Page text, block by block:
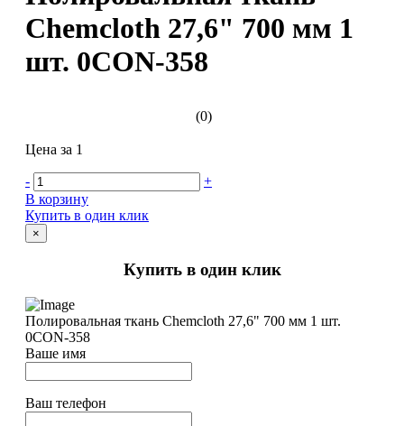
Chemcloth 27,6" 700 мм 1
шт. 0CON-358
(0)
Цена за 1
-
+
В корзину
Купить в один клик
×
Купить в один клик
Полировальная ткань Chemcloth 27,6" 700 мм 1 шт.
0CON-358
Ваше имя
Ваш телефон